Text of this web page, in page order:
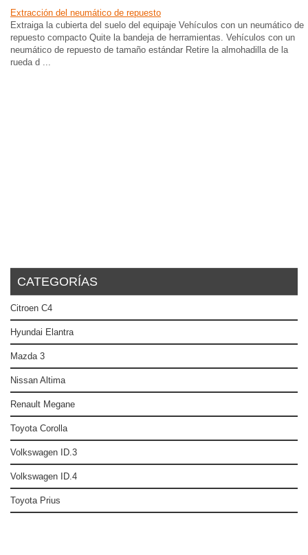
Extracción del neumático de repuesto
Extraiga la cubierta del suelo del equipaje Vehículos con un neumático de
repuesto compacto Quite la bandeja de herramientas. Vehículos con un
neumático de repuesto de tamaño estándar Retire la almohadilla de la
rueda d ...
CATEGORÍAS
Citroen C4
Hyundai Elantra
Mazda 3
Nissan Altima
Renault Megane
Toyota Corolla
Volkswagen ID.3
Volkswagen ID.4
Toyota Prius